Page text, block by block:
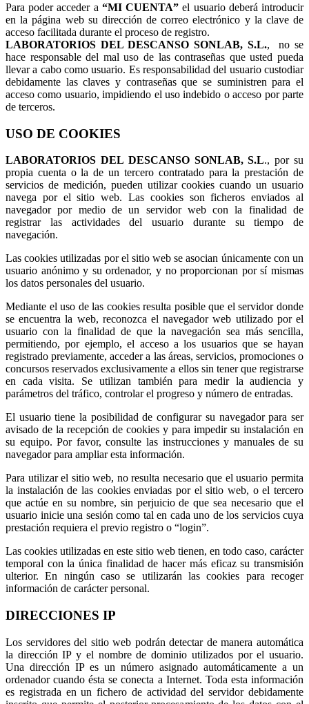
Para poder acceder a “MI CUENTA” el usuario deberá introducir
en la página web su dirección de correo electrónico y la clave de
acceso facilitada durante el proceso de registro.
LABORATORIOS DEL DESCANSO SONLAB, S.L., no se
hace responsable del mal uso de las contraseñas que usted pueda
llevar a cabo como usuario. Es responsabilidad del usuario custodiar
debidamente las claves y contraseñas que se suministren para el
acceso como usuario, impidiendo el uso indebido o acceso por parte
de terceros.
USO DE COOKIES
LABORATORIOS DEL DESCANSO SONLAB, S.L., por su
propia cuenta o la de un tercero contratado para la prestación de
servicios de medición, pueden utilizar cookies cuando un usuario
navega por el sitio web. Las cookies son ficheros enviados al
navegador por medio de un servidor web con la finalidad de
registrar las actividades del usuario durante su tiempo de
navegación.
Las cookies utilizadas por el sitio web se asocian únicamente con un
usuario anónimo y su ordenador, y no proporcionan por sí mismas
los datos personales del usuario.
Mediante el uso de las cookies resulta posible que el servidor donde
se encuentra la web, reconozca el navegador web utilizado por el
usuario con la finalidad de que la navegación sea más sencilla,
permitiendo, por ejemplo, el acceso a los usuarios que se hayan
registrado previamente, acceder a las áreas, servicios, promociones o
concursos reservados exclusivamente a ellos sin tener que registrarse
en cada visita. Se utilizan también para medir la audiencia y
parámetros del tráfico, controlar el progreso y número de entradas.
El usuario tiene la posibilidad de configurar su navegador para ser
avisado de la recepción de cookies y para impedir su instalación en
su equipo. Por favor, consulte las instrucciones y manuales de su
navegador para ampliar esta información.
Para utilizar el sitio web, no resulta necesario que el usuario permita
la instalación de las cookies enviadas por el sitio web, o el tercero
que actúe en su nombre, sin perjuicio de que sea necesario que el
usuario inicie una sesión como tal en cada uno de los servicios cuya
prestación requiera el previo registro o “login”.
Las cookies utilizadas en este sitio web tienen, en todo caso, carácter
temporal con la única finalidad de hacer más eficaz su transmisión
ulterior. En ningún caso se utilizarán las cookies para recoger
información de carácter personal.
DIRECCIONES IP
Los servidores del sitio web podrán detectar de manera automática
la dirección IP y el nombre de dominio utilizados por el usuario.
Una dirección IP es un número asignado automáticamente a un
ordenador cuando ésta se conecta a Internet. Toda esta información
es registrada en un fichero de actividad del servidor debidamente